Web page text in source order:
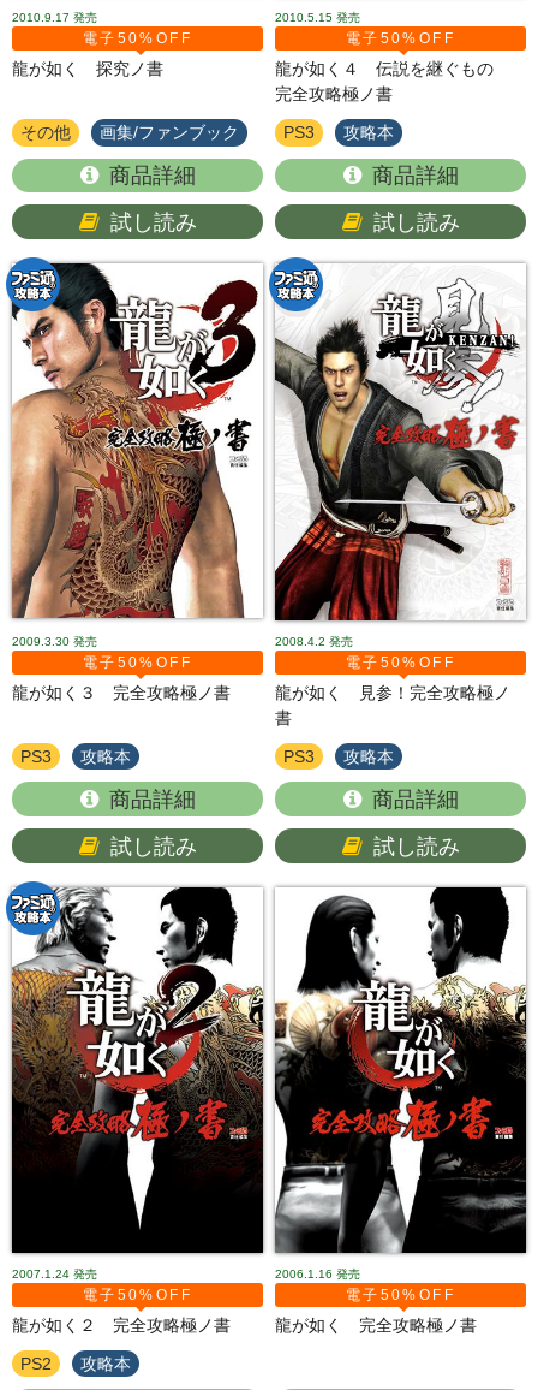
2010.9.17 発売
電子50%OFF
龍が如く 探究ノ書
その他 画集/ファンブック
商品詳細
試し読み
2010.5.15 発売
電子50%OFF
龍が如く４ 伝説を継ぐもの
完全攻略極ノ書
PS3 攻略本
商品詳細
試し読み
2009.3.30 発売
電子50%OFF
龍が如く３ 完全攻略極ノ書
PS3 攻略本
商品詳細
試し読み
2008.4.2 発売
電子50%OFF
龍が如く 見参！完全攻略極ノ
書
PS3 攻略本
商品詳細
試し読み
2007.1.24 発売
電子50%OFF
龍が如く２ 完全攻略極ノ書
PS2 攻略本
2006.1.16 発売
電子50%OFF
龍が如く 完全攻略極ノ書